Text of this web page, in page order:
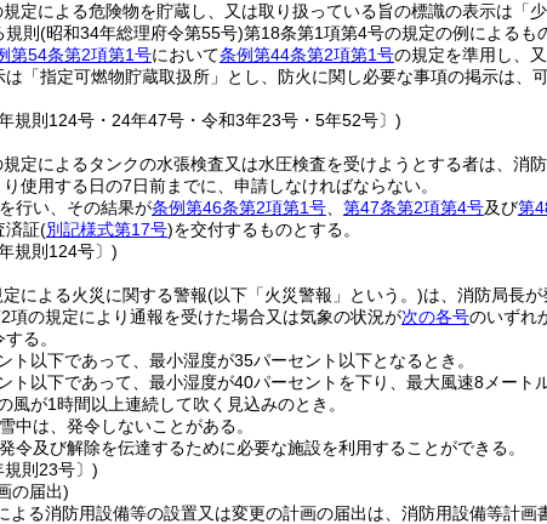
規定による危険物を貯蔵し、又は取り扱っている旨の標識の表示は「
則 (昭和34年総理府令第55号)第18条第1項第4号の規定の例によるも
第54条第2項第1号において条例第44条第2項第1号の規定を準用し、
「指定可燃物貯蔵取扱所」とし、防火に関し必要な事項の掲示は、
規則124号・24年47号・令和3年23号・5年52号〕)
規定によるタンクの水張検査又は水圧検査を受けようとする者は、消
り使用する日の7日前までに、申請しなければならない。
行い、その結果が条例第46条第2項第1号 第47条第2項第4号及び第
済証(別記様式第17号)を交付するものとする。
規則124号〕)
による火災に関する警報(以下「火災警報」という。)は、消防局長が
項の規定により通報を受けた場合又は気象の状況が次の各号のいずれ
る。
ト以下であって、最小湿度が35パーセント以下となるとき。
ト以下であって、最小湿度が40パーセントを下り、最大風速8メート
風が1時間以上連続して吹く見込みのとき。
中は、発令しないことがある。
令及び解除を伝達するために必要な施設を利用することができる。
則23号〕)
の届出)
よる消防用設備等の設置又は変更の計画の届出は、消防用設備等計画